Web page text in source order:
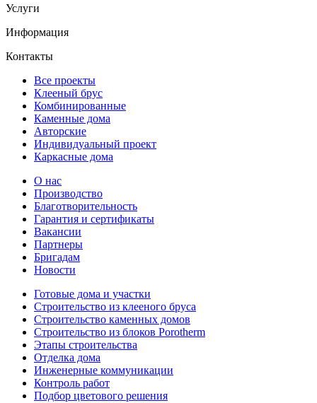
Услуги
Информация
Контакты
Все проекты
Клееный брус
Комбинированные
Каменные дома
Авторские
Индивидуальный проект
Каркасные дома
О нас
Производство
Благотворительность
Гарантия и сертификаты
Вакансии
Партнеры
Бригадам
Новости
Готовые дома и участки
Строительство из клееного бруса
Строительство каменных домов
Строительство из блоков Porotherm
Этапы строительства
Отделка дома
Инженерные коммуникации
Контроль работ
Подбор цветового решения